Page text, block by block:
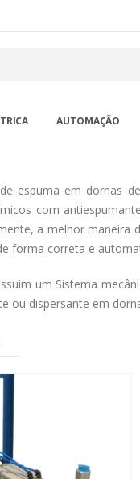
AUTOMAÇÃO
espuma em dornas
com
a melhor maneira
forma correta e
um Sistema
ou dispersante em